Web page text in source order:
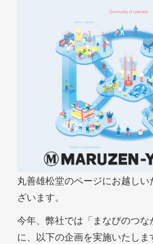
丸善雄松堂のページにお越し
ざいます。
今年、弊社では「まなびのつ
に、以下の企画を実施いたしま